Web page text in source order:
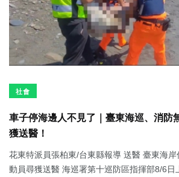
社會
車子停海邊人不見了｜臺東海巡、消防
獲送醫！
花東特派員張柏東/台東縣報導 送醫 臺東海
動員尋獲送醫 海巡署第十巡防區指揮部8/6日